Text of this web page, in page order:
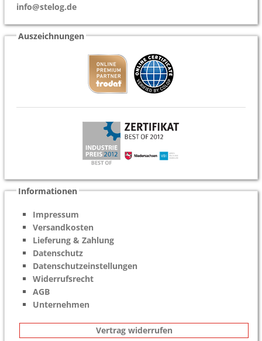
info@stelog.de
Auszeichnungen
Informationen
Impressum
Versandkosten
Lieferung & Zahlung
Datenschutz
Datenschutzeinstellungen
Widerrufsrecht
AGB
Unternehmen
Vertrag widerrufen